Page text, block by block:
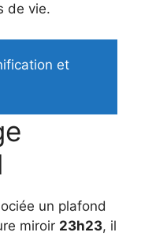
de vie.
et
un plafond
miroir 23h23, il